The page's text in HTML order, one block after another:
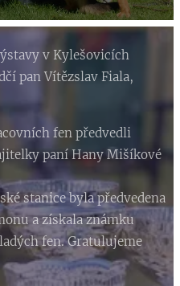
v Kylešovicích
pan Vítězslav Fiala,
fen předvedli
paní Hany Mišíkové
stanice byla předvedena
a získala známku
fen. Gratulujeme